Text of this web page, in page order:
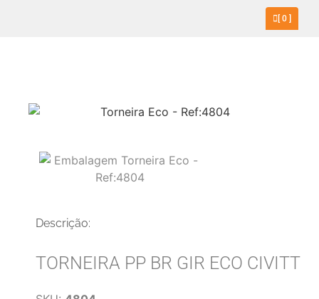
[0
Descrição:
TORNEIRA PP BR GIR ECO CIVITT